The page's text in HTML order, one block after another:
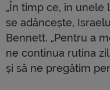
„În timp ce, în unele
se adâncește,
Bennett. „Pentru a
ne continua rutina
și să ne pregătim